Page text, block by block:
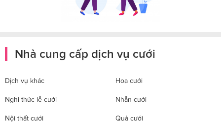
Nhà cung cấp dịch vụ cưới
Dịch vụ khác Hoa cưới
Nghi thức lễ cưới Nhẫn cưới
Nội thất cưới Quà cưới